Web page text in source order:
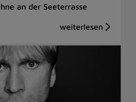
an der Seeterrasse